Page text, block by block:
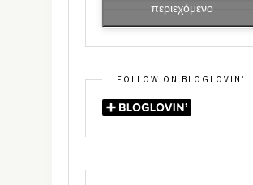
περιεχόμενο
FOLLOW ON BLOGLOVIN’